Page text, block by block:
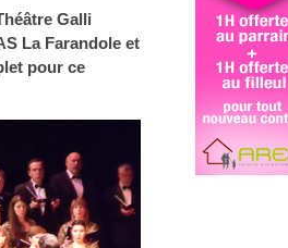
Galli
La Farandole et
pour ce